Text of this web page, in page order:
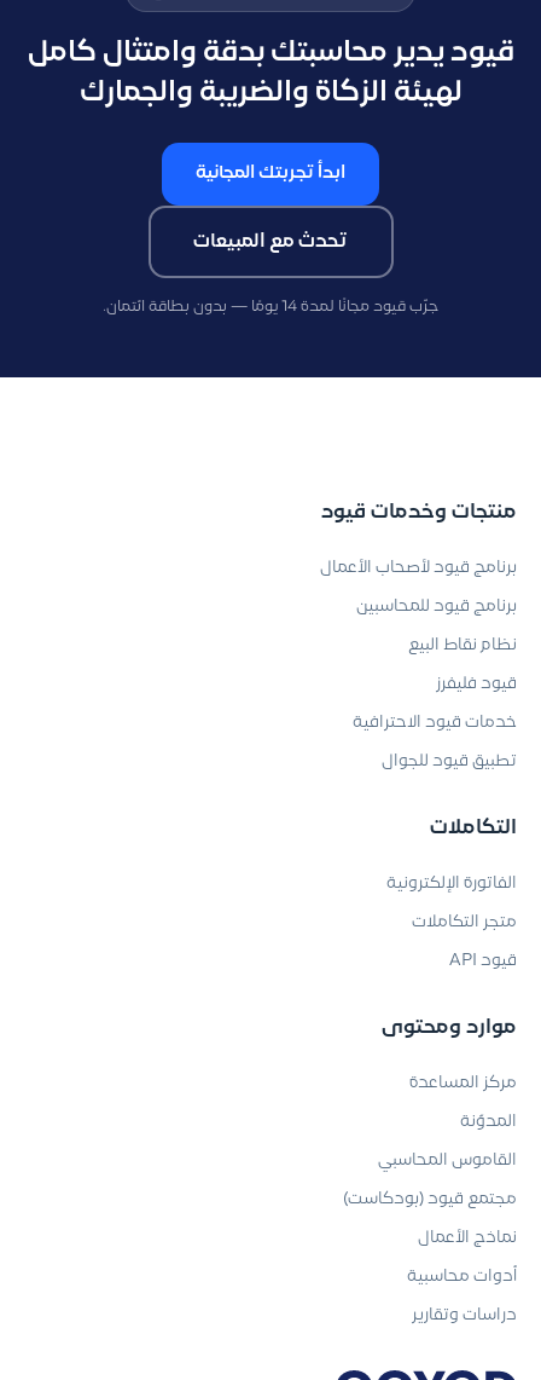
قيود يدير محاسبتك بدقة وامتثال كامل
لهيئة الزكاة والضريبة والجمارك
ابدأ تجربتك المجانية
تحدث مع المبيعات
جرّب قيود مجانًا لمدة 14 يومًا — بدون بطاقة ائتمان.
منتجات وخدمات قيود
برنامج قيود لأصحاب الأعمال
برنامج قيود للمحاسبين
نظام نقاط البيع
قيود فليفرز
خدمات قيود الاحترافية
تطبيق قيود للجوال
التكاملات
الفاتورة الإلكترونية
متجر التكاملات
قيود API
موارد ومحتوى
مركز المساعدة
المدوّنة
القاموس المحاسبي
مجتمع قيود (بودكاست)
نماذج الأعمال
أدوات محاسبية
دراسات وتقارير